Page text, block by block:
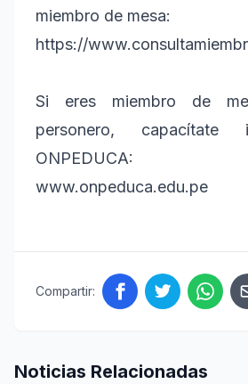
miembro de mesa:
https://
Si eres miembro de
personero, capacítate
ONPEDUCA:
www.onpeduca.edu.pe
Compartir:
Noticias Relacionadas